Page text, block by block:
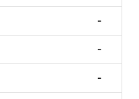
-
-
-